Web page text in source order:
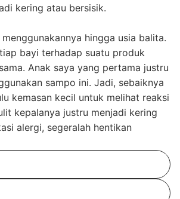
kering atau bersisik.
hingga usia balita.
bayi terhadap suatu produk
Anak saya yang pertama justru
sampo ini. Jadi, sebaiknya
kemasan kecil untuk melihat reaksi
kepalanya justru menjadi kering
alergi, segeralah hentikan